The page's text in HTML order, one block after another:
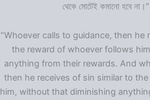
থেকে মোটেই কমানো হবে
“Whoever calls to guidance, then he
the reward of whoever follows
anything from their rewards. And
then he receives of sin similar to
him, without that diminishing